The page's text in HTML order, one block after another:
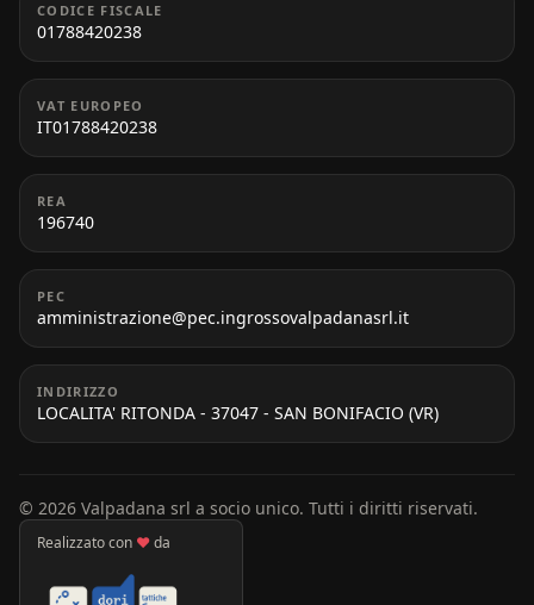
CODICE FISCALE
01788420238
VAT EUROPEO
IT01788420238
REA
196740
PEC
amministrazione@pec.ingrossovalpadanasrl.it
INDIRIZZO
LOCALITA' RITONDA - 37047 - SAN BONIFACIO (VR)
© 2026 Valpadana srl a socio unico. Tutti i diritti riservati.
Realizzato con ♥da